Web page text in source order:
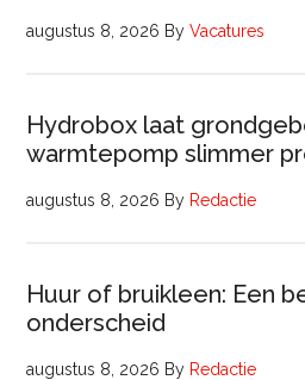
augustus 8, 2026 ByVacatures
Hydrobox laat
warmtepomp slimmer
augustus 8, 2026 By Redactie
Huur of bruikleen: Een
onderscheid
augustus 8, 2026 By Redactie